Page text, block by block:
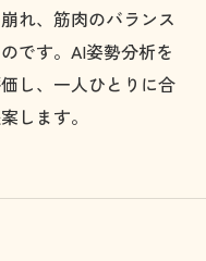
れ、筋肉のバランス
です。AI姿勢分析を
し、一人ひとりに合
します。